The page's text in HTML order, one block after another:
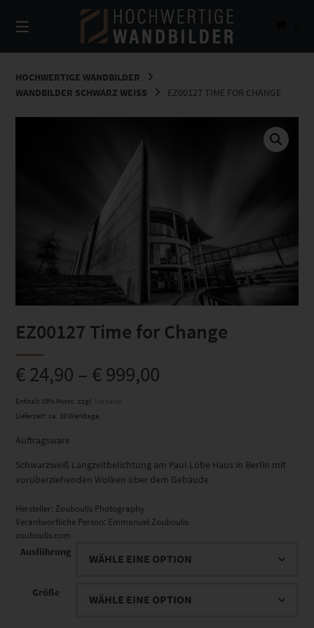
zum
Inhalt
HOCHWERTIGE WANDBILDER
WANDBILDER SCHWARZ WEISS
EZ00127 TIME FOR CHANGE
EZ00127 Time for Change
€24,90 – €999,00
Enthält 19% Mwst. zzgl. Versand
Lieferzeit: ca. 10 Werktage
Auftragsware
Schwarzweiß Langzeitbelichtung am Paul Löbe Haus in Berlin mit
vorüberziehenden Wolken über dem Gebäude
Hersteller: Zouboulis Photography
Verantwortliche Person: Emmanuel Zouboulis
zouboulis.com
Ausführung
Größe